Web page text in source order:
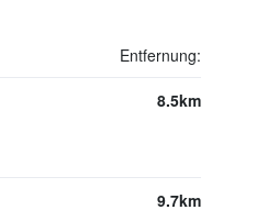
Entfernung:
8.5km
9.7km